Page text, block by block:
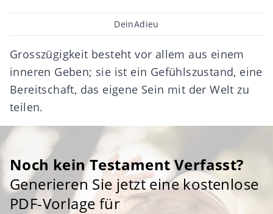
Beitragsautor
DeinAdieu
Grosszügigkeit besteht vor allem aus einem
inneren Geben; sie ist ein Gefühlszustand, eine
Bereitschaft, das eigene Sein mit der Welt zu
teilen.
Noch kein Testament Verfasst?
Generieren Sie jetzt eine kostenlose
PDF-Vorlage für